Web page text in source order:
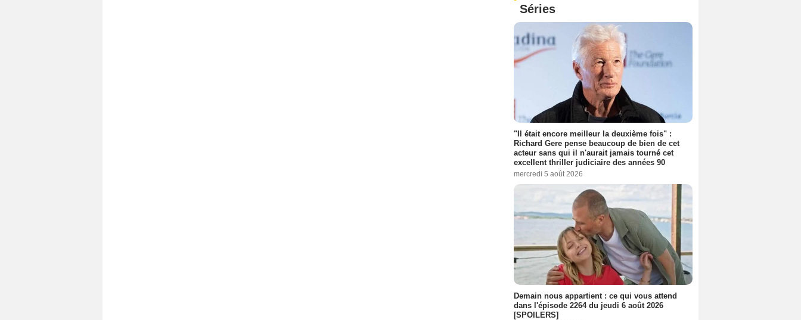
Séries
"Il était encore meilleur la deuxième fois" :
Richard Gere pense beaucoup de bien de cet
acteur sans qui il n'aurait jamais tourné cet
excellent thriller judiciaire des années 90
mercredi 5 août 2026
Demain nous appartient : ce qui vous attend
dans l'épisode 2264 du jeudi 6 août 2026
[SPOILERS]